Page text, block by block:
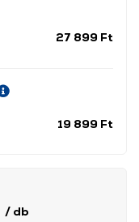
27 899 Ft
19 899 Ft
/ db